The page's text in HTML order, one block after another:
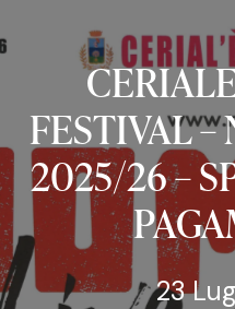
FESTIVAL–
2025/26–
23